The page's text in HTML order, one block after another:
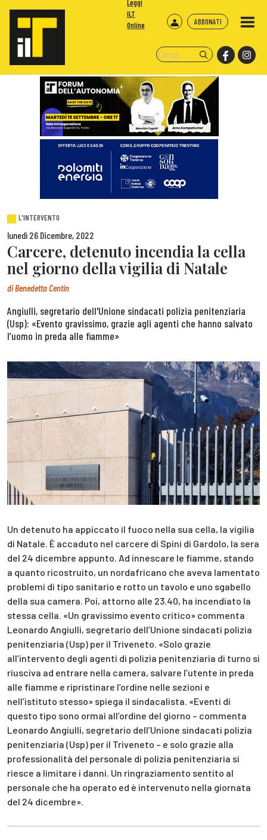
ABBONATI
Leggi
ILT
Online
L'INTERVENTO
lunedì 26 Dicembre, 2022
Carcere, detenuto incendia la cella
nel giorno della vigilia di Natale
diBenedetta Centin
Angiulli, segretario dell'Unione sindacati polizia penitenziaria
(Usp): «Evento gravissimo, grazie agli agenti che hanno salvato
l’uomo in preda alle fiamme»
Un detenuto ha appiccato il fuoco nella sua cella, la vigilia
di Natale. È accaduto nel carcere di Spini di Gardolo, la sera
del 24 dicembre appunto. Ad innescare le fiamme, stando
a quanto ricostruito, un nordafricano che aveva lamentato
problemi di tipo sanitario e rotto un tavolo e uno sgabello
della sua camera. Poi, attorno alle 23.40, ha incendiato la
stessa cella. «Un gravissimo evento critico» commenta
Leonardo Angiulli, segretario dell’Unione sindacati polizia
penitenziaria (Usp) per il Triveneto. «Solo grazie
all’intervento degli agenti di polizia penitenziaria di turno si
riusciva ad entrare nella camera, salvare l’utente in preda
alle fiamme e ripristinare l’ordine nelle sezioni e
nell’istituto stesso» spiega il sindacalista. «Eventi di
questo tipo sono ormai all’ordine del giorno – commenta
Leonardo Angiulli, segretario dell’Unione sindacati polizia
penitenziaria (Usp) per il Triveneto – e solo grazie alla
professionalità del personale di polizia penitenziaria si
riesce a limitare i danni. Un ringraziamento sentito al
personale che ha operato ed è intervenuto nella giornata
del 24 dicembre».